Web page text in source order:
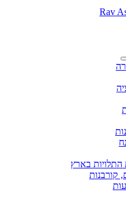
בארץ
קורבנות